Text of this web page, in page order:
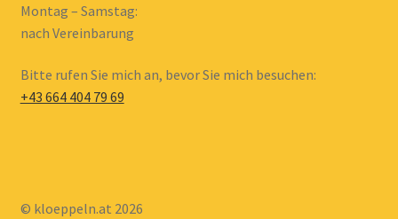
Montag – Samstag:
nach Vereinbarung
Bitte rufen Sie mich an, bevor Sie mich besuchen:
+43 664 404 79 69
© kloeppeln.at 2026